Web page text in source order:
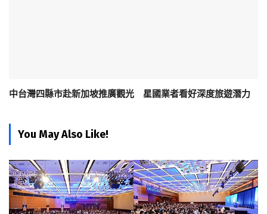
中台灣四縣市赴新加坡推廣觀光 星國業者看好深度旅遊潛力
You May Also Like!